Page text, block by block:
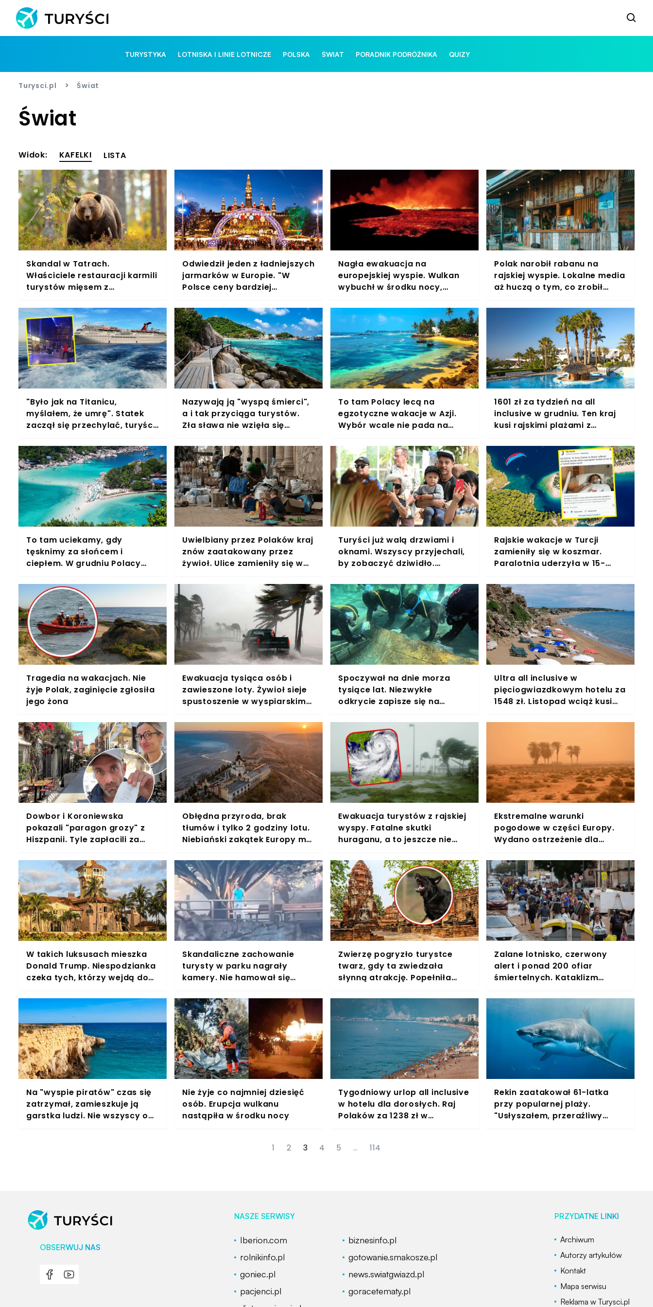
TURYSTYKA LOTNISKA I LINIE LOTNICZE POLSKA ŚWIAT PORADNIK PODRÓŻNIKA QUIZY
Turysci.pl > Świat
Świat
Widok: KAFELKI LISTA
Skandal w Tatrach.
Właściciele restauracji karmili
turystów mięsem z
Odwiedził jeden z ładniejszych
jarmarków w Europie. "W
Polsce ceny bardziej
Nagła ewakuacja na
europejskiej wyspie. Wulkan
wybuchł w środku nocy,
Polak narobił rabanu na
rajskiej wyspie. Lokalne media
aż huczą o tym, co zrobił
"Było jak na Titanicu,
myślałem, że umrę". Statek
zaczął się przechylać, turyści
Nazywają ją "wyspą śmierci",
a i tak przyciąga turystów.
Zła sława nie wzięła się
To tam Polacy lecą na
egzotyczne wakacje w Azji.
Wybór wcale nie pada na
1601 zł za tydzień na all
inclusive w grudniu. Ten kraj
kusi rajskimi plażami z
To tam uciekamy, gdy
tęsknimy za słońcem i
ciepłem. W grudniu Polacy
Uwielbiany przez Polaków kraj
znów zaatakowany przez
żywioł. Ulice zamieniły się w
Turyści już walą drzwiami i
oknami. Wszyscy przyjechali,
by zobaczyć dziwidło.
Rajskie wakacje w Turcji
zamieniły się w koszmar.
Paralotnia uderzyła w 15-
Tragedia na wakacjach. Nie
żyje Polak, zaginięcie zgłosiła
jego żona
Ewakuacja tysiąca osób i
zawieszone loty. Żywioł sieje
spustoszenie w wyspiarskim
Spoczywał na dnie morza
tysiące lat. Niezwykłe
odkrycie zapisze się na
Ultra all inclusive w
pięciogwiazdkowym hotelu za
1548 zł. Listopad wciąż kusi
Dowbor i Koroniewska
pokazali "paragon grozy" z
Hiszpanii. Tyle zapłacili za
Obłędna przyroda, brak
tłumów i tylko 2 godziny lotu.
Niebiański zakątek Europy ma
Ewakuacja turystów z rajskiej
wyspy. Fatalne skutki
huraganu, a to jeszcze nie
Ekstremalne warunki
pogodowe w części Europy.
Wydano ostrzeżenie dla
W takich luksusach mieszka
Donald Trump. Niespodzianka
czeka tych, którzy wejdą do
Skandaliczne zachowanie
turysty w parku nagrały
kamery. Nie hamował się
Zwierzę pogryzło turystce
twarz, gdy ta zwiedzała
słynną atrakcję. Popełniła
Zalane lotnisko, czerwony
alert i ponad 200 ofiar
śmiertelnych. Kataklizm
Na "wyspie piratów" czas się
zatrzymał, zamieszkuje ją
garstka ludzi. Nie wszyscy o
Nie żyje co najmniej dziesięć
osób. Erupcja wulkanu
nastąpiła w środku nocy
Tygodniowy urlop all inclusive
w hotelu dla dorosłych. Raj
Polaków za 1238 zł w
Rekin zaatakował 61-latka
przy popularnej plaży.
"Usłyszałem, przeraźliwy
1
2 3 4 5 … 114
OBSERWUJ NAS
NASZE SERWISY
Iberion.com
biznesinfo.pl
rolnikinfo.pl
gotowanie.smakosze.pl
goniec.pl
news.swiatgwiazd.pl
pacjenci.pl
goracetematy.pl
PRZYDATNE LINKI
Archiwum
Autorzy artykułów
Kontakt
Mapa serwisu
Reklama w Turysci.pl